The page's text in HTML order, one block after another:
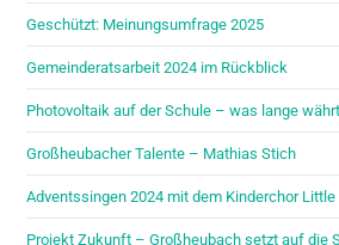
Geschützt: Meinungsumfrage 2025
Gemeinderatsarbeit 2024 im Rückblick
Photovoltaik auf der Schule – was lange währt
Großheubacher Talente – Mathias Stich
Adventssingen 2024 mit dem Kinderchor
Projekt Zukunft – Großheubach setzt auf die